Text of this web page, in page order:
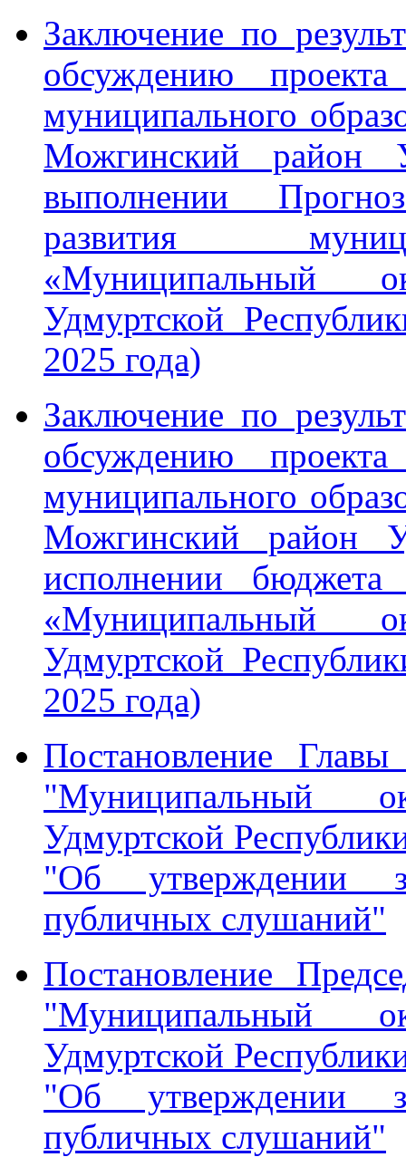
Заключение по
обсуждению
муниципального
Можгинский район
выполнении
развития
«Муниципальный
Удмуртской
2025 года)
Заключение по
обсуждению
муниципального
Можгинский район
исполнении бюджета
«Муниципальный
Удмуртской
2025 года)
Постановление
"Муниципальный
Удмуртской
"Об утверждении
публичных слушаний"
Постановление
"Муниципальный
Удмуртской
"Об утверждении
публичных слушаний"